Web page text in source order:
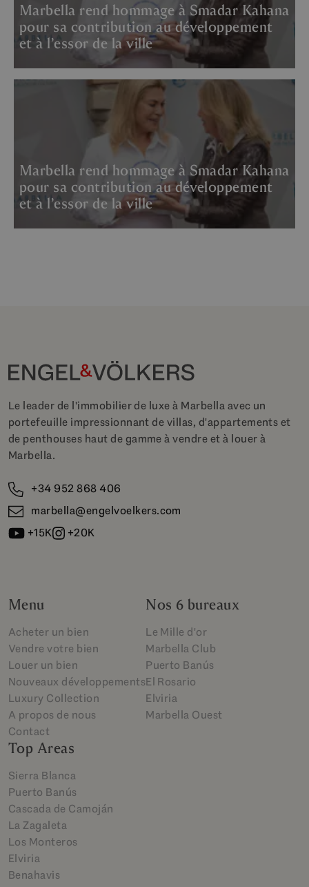
Marbella rend hommage à Smadar Kahana
pour sa contribution au développement
et à l’essor de la ville
Marbella rend hommage à Smadar Kahana
pour sa contribution au développement
et à l’essor de la ville
Le leader de l'immobilier de luxe à Marbella avec un
portefeuille impressionnant de villas, d'appartements et
de penthouses haut de gamme à vendre et à louer à
Marbella.
+34 952 868 406
marbella@engelvoelkers.com
+15K
+20K
Menu
Acheter un bien
Vendre votre bien
Louer un bien
Nouveaux développements
Luxury Collection
A propos de nous
Contact
Nos 6 bureaux
Le Mille d'or
Marbella Club
Puerto Banús
El Rosario
Elviria
Marbella Ouest
Top Areas
Sierra Blanca
Puerto Banús
Cascada de Camoján
La Zagaleta
Los Monteros
Elviria
Benahavis